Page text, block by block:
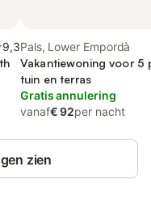
9,3Pals, Lower Empordà
Vakantiewoning voor 5
tuin en terras
Gratis annulering
vanaf€ 92per nacht
zien